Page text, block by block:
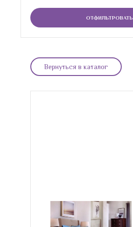
ОТФИЛЬТРОВАТЬ
Вернуться в каталог